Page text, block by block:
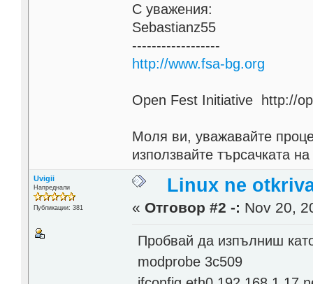
С уважения:
Sebastianz55
------------------
http://www.fsa-bg.org
Open Fest Initiative http://
Моля ви, уважавайте
използвайте търсачката
Uvigii
Напреднали
Публикации: 381
Linux ne
« Отговор #2 -: Nov 20,
Пробвай да изпълниш
modprobe 3c509